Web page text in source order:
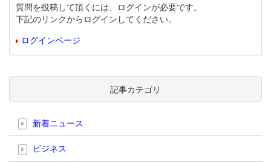
質問を投稿して頂くには、ログインが必要です。
下記のリンクからログインしてください。
ログインページ
記事カテゴリ
新着ニュース
ビジネス